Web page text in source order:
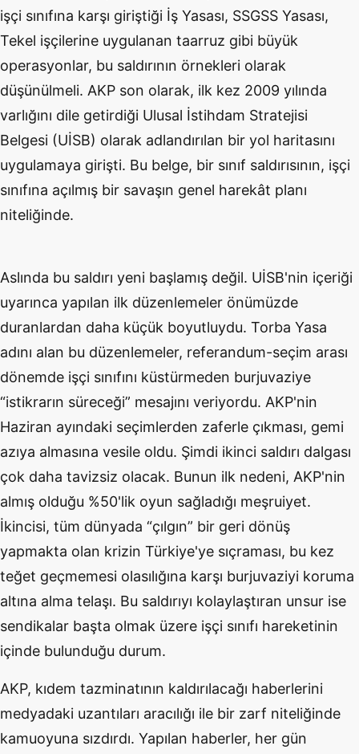
işçi sınıfına karşı giriştiği İş Yasası, SSGSS Yasası,
Tekel işçilerine uygulanan taarruz gibi büyük
operasyonlar, bu saldırının örnekleri olarak
düşünülmeli. AKP son olarak, ilk kez 2009 yılında
varlığını dile getirdiği Ulusal İstihdam Stratejisi
Belgesi (UİSB) olarak adlandırılan bir yol haritasını
uygulamaya girişti. Bu belge, bir sınıf saldırısının, işçi
sınıfına açılmış bir savaşın genel harekât planı
niteliğinde.
Aslında bu saldırı yeni başlamış değil. UİSB'nin içeriği
uyarınca yapılan ilk düzenlemeler önümüzde
duranlardan daha küçük boyutluydu. Torba Yasa
adını alan bu düzenlemeler, referandum-seçim arası
dönemde işçi sınıfını küstürmeden burjuvaziye
“istikrarın süreceği” mesajını veriyordu. AKP'nin
Haziran ayındaki seçimlerden zaferle çıkması, gemi
azıya almasına vesile oldu. Şimdi ikinci saldırı dalgası
çok daha tavizsiz olacak. Bunun ilk nedeni, AKP'nin
almış olduğu %50'lik oyun sağladığı meşruiyet.
İkincisi, tüm dünyada “çılgın” bir geri dönüş
yapmakta olan krizin Türkiye'ye sıçraması, bu kez
teğet geçmemesi olasılığına karşı burjuvaziyi koruma
altına alma telaşı. Bu saldırıyı kolaylaştıran unsur ise
sendikalar başta olmak üzere işçi sınıfı hareketinin
içinde bulunduğu durum.
AKP, kıdem tazminatının kaldırılacağı haberlerini
medyadaki uzantıları aracılığı ile bir zarf niteliğinde
kamuoyuna sızdırdı. Yapılan haberler, her gün